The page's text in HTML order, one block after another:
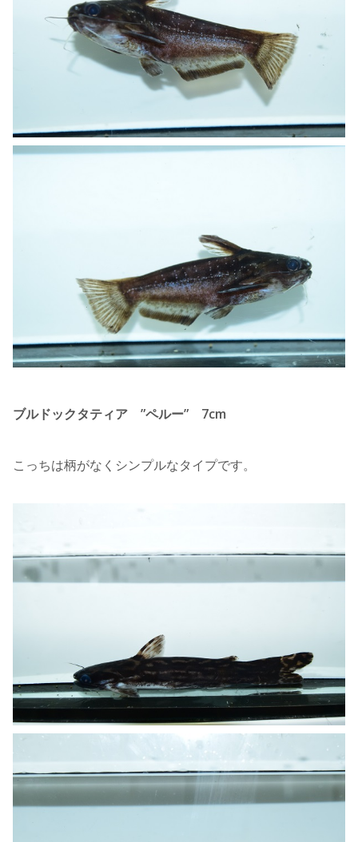
ブルドックタティア ”ペルー” 7cm
こっちは柄がなくシンプルなタイプです。